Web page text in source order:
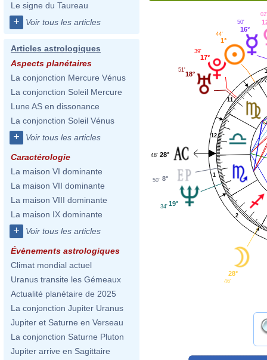
Le signe du Taureau
+ Voir tous les articles
Articles astrologiques
Aspects planétaires
La conjonction Mercure Vénus
La conjonction Soleil Mercure
Lune AS en dissonance
La conjonction Soleil Vénus
+ Voir tous les articles
Caractérologie
La maison VI dominante
La maison VII dominante
La maison VIII dominante
La maison IX dominante
+ Voir tous les articles
Évènements astrologiques
Climat mondial actuel
Uranus transite les Gémeaux
Actualité planétaire de 2025
La conjonction Jupiter Uranus
Jupiter et Saturne en Verseau
La conjonction Saturne Pluton
Jupiter arrive en Sagittaire
1
2
11
12
02'
16°
50'
1°
44'
17°
39'
18°
51'
28°
48'
8°
50'
19°
34'
28°
46'